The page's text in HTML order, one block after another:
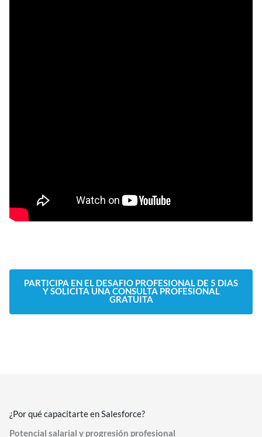
PARTICIPA EN EL DESAFIO PROFESIONAL DE 5 DIAS
Y SOLICITA UNA CONSULTA PROFESIONAL
GRATUITA
¿Por qué capacitarte en Salesforce?
Potencial salarial y progresión profesional